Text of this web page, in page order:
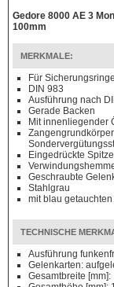
Gedore 8000 AE 3
100mm
MERKMALE:
Für
DIN 983
Ausführung nach
Gerade Backen
Mit innenliegender
Eingedrückte
Geschraubte
Stahlgrau
mit blau
TECHNISCHE
Ausführung
Gelenkarten:
Gesamtbreite [mm]: